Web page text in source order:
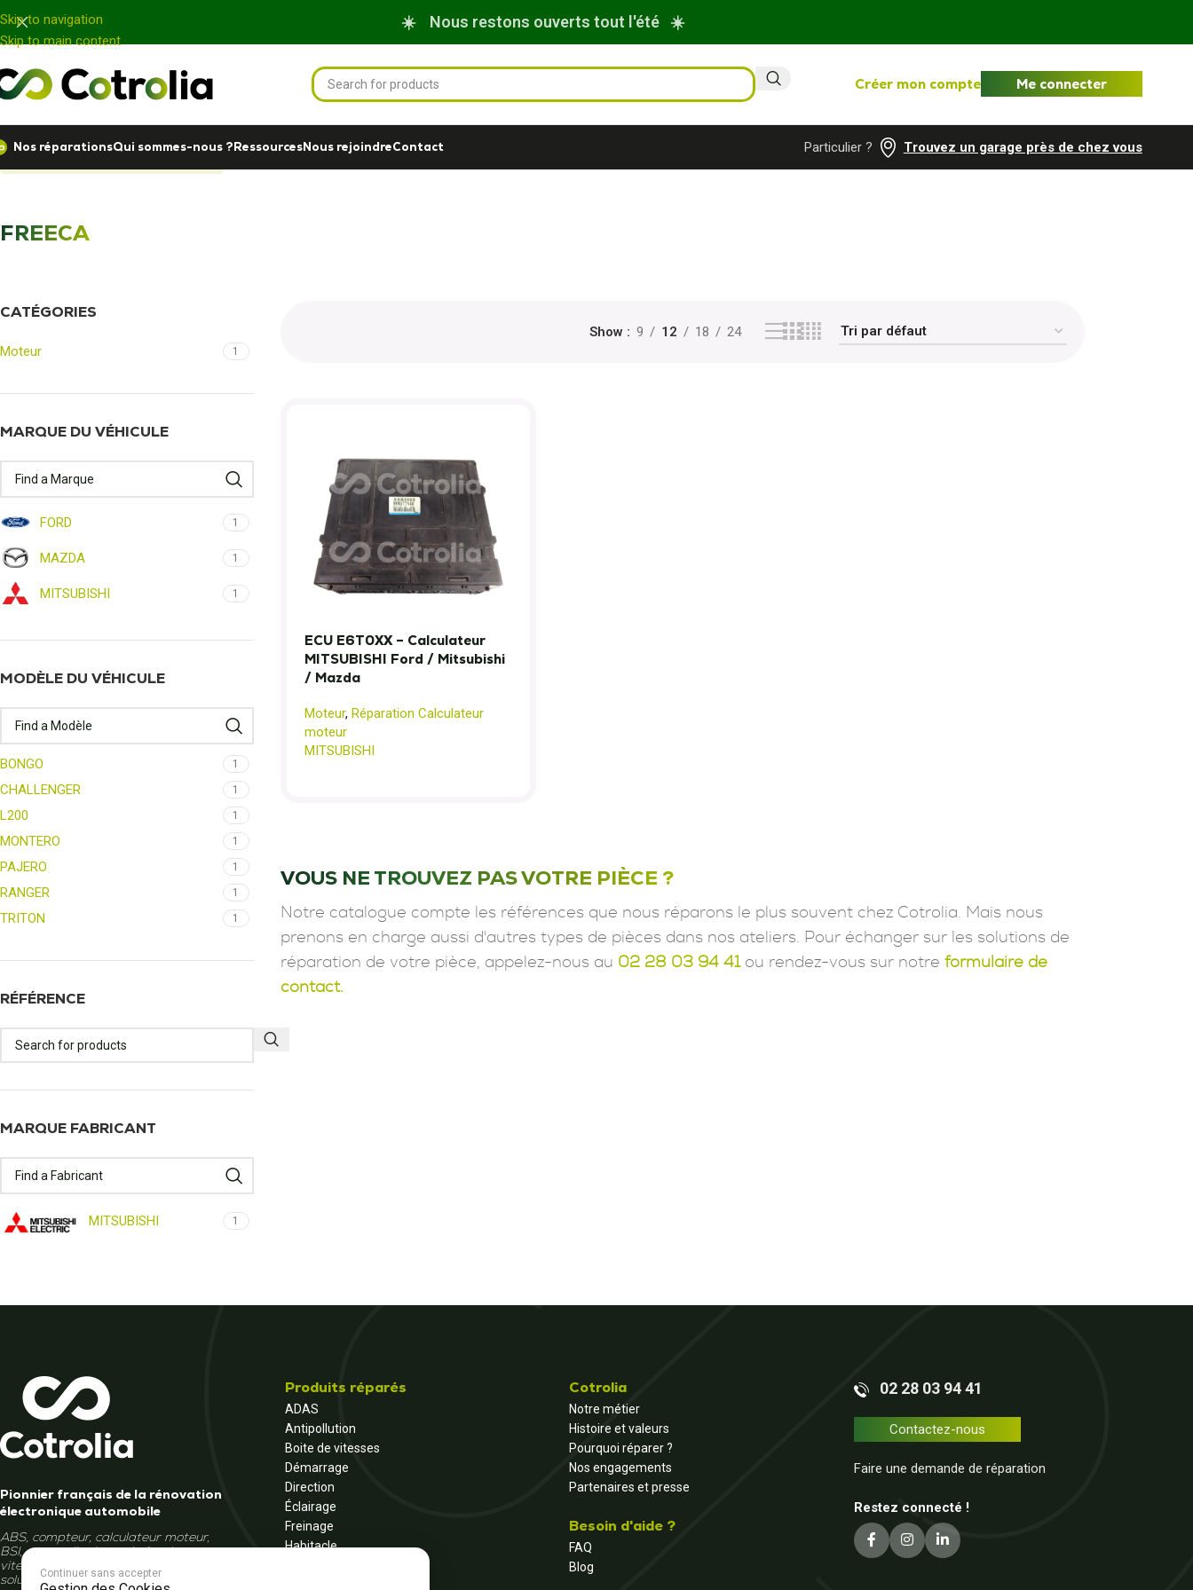
Panneau de gestion des cookies
Skip to navigation
Skip to main content
☀️ Nous restons ouverts tout l'été ☀️
Créer mon compte Me connecter
Nos réparationsQui sommes-nous ?RessourcesNous rejoindreContact Particulier ? Trouvez un garage près de chez vous
FREECA
CATÉGORIES
Moteur 1
MARQUE DU VÉHICULE
FORD 1
MAZDA 1
MITSUBISHI 1
MODÈLE DU VÉHICULE
BONGO 1
CHALLENGER 1
L200 1
MONTERO 1
PAJERO 1
RANGER 1
TRITON 1
RÉFÉRENCE
MARQUE FABRICANT
MITSUBISHI 1
Show 9 12 18 24
ECU E6T0XX – Calculateur
MITSUBISHI Ford / Mitsubishi
/ Mazda
Moteur, Réparation Calculateur
moteur
MITSUBISHI
VOUS NE TROUVEZ PAS VOTRE PIÈCE ?
Notre catalogue compte les références que nous réparons le plus souvent chez Cotrolia. Mais nous
prenons en charge aussi d'autres types de pièces dans nos ateliers. Pour échanger sur les solutions de
réparation de votre pièce, appelez-nous au 02 28 03 94 41ou rendez-vous sur notre formulaire de
contact.
Pionnier français de la rénovation
électronique automobile
ABS, compteur, calculateur moteur,
BSI, autoradio, écran, boîte de
vitesses... Et si la réparation était la
solution ?
Produits réparés
ADAS
Antipollution
Boite de vitesses
Démarrage
Direction
Éclairage
Freinage
Habitacle
Cotrolia
Notre métier
Histoire et valeurs
Pourquoi réparer ?
Nos engagements
Partenaires et presse
Besoin d'aide ?
FAQ
Blog
02 28 03 94 41
Contactez-nous
Faire une demande de réparation
Restez connecté !
Continuer sans accepter